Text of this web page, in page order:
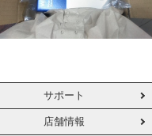
サポート
店舗情報